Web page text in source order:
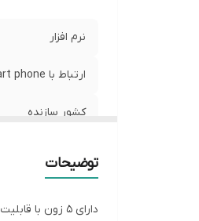
نرم افزار
ارتباط با smart phone
کشور سازنده
توضیحات
دارای ۵ زون با قابلیت تعریف هر زون به ۸ حالت